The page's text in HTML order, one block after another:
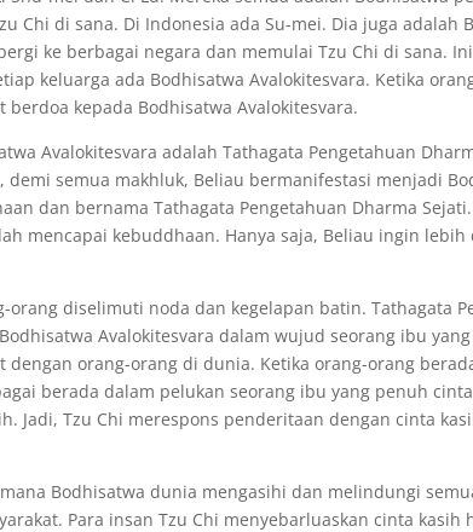
Chi di sana. Di Indonesia ada Su-mei. Dia juga adalah
ke berbagai negara dan memulai Tzu Chi di sana.
keluarga ada Bodhisatwa Avalokitesvara. Ketika
berdoa kepada Bodhisatwa Avalokitesvara.
Avalokitesvara adalah Tathagata Pengetahuan
demi semua makhluk, Beliau bermanifestasi menjadi
dan bernama Tathagata Pengetahuan Dharma
mencapai kebuddhaan. Hanya saja, Beliau ingin
diselimuti noda dan kegelapan batin. Tathagata
Avalokitesvara dalam wujud seorang ibu
dengan orang-orang di dunia. Ketika orang-orang
berada dalam pelukan seorang ibu yang penuh
Jadi, Tzu Chi merespons penderitaan dengan cinta
Bodhisatwa dunia mengasihi dan melindungi
Para insan Tzu Chi menyebarluaskan cinta kasih